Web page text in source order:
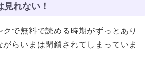
れない！
で無料で読める時期がずっとあり
がらいまは閉鎖されてしまっていま